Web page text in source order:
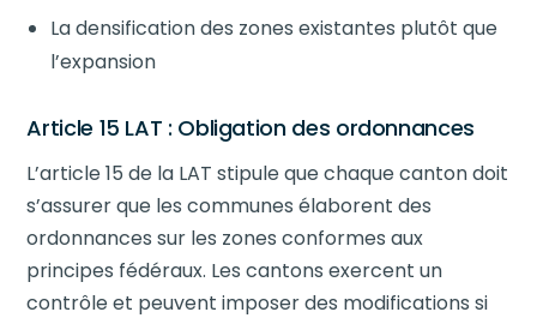
La densification des zones existantes plutôt que
l’expansion
Article 15 LAT : Obligation des ordonnances
L’article 15 de la LAT stipule que chaque canton doit
s’assurer que les communes élaborent des
ordonnances sur les zones conformes aux
principes fédéraux. Les cantons exercent un
contrôle et peuvent imposer des modifications si